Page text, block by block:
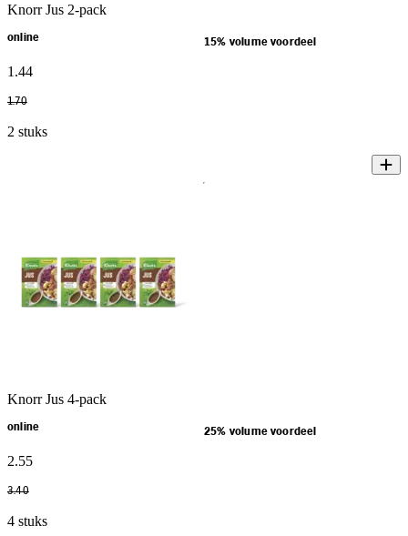
Knorr Jus 2-pack
online 15% volume voordeel
1 .44
1.70
2 stuks
Knorr Jus 4-pack
online 25% volume voordeel
2.55
3.40
4 stuks